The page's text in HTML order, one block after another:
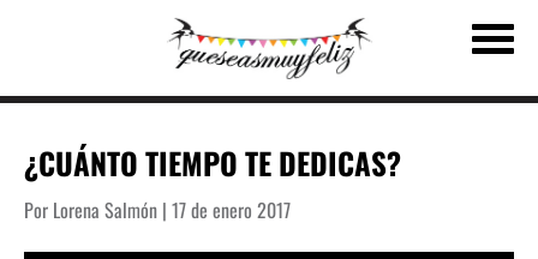
¿CUÁNTO TIEMPO TE DEDICAS?
Por Lorena Salmón | 17 de enero 2017